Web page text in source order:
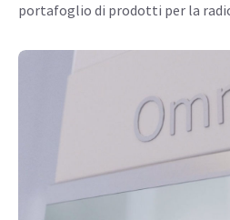
portafoglio di prodotti per la